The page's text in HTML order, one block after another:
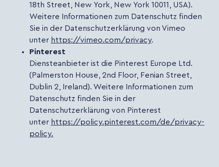
18th Street, New York, New York 10011, USA).
Weitere Informationen zum Datenschutz finden
Sie in der Datenschutzerklärung von Vimeo
unter https://vimeo.com/privacy.
Pinterest
Diensteanbieter ist die Pinterest Europe Ltd.
(Palmerston House, 2nd Floor, Fenian Street,
Dublin 2, Ireland). Weitere Informationen zum
Datenschutz finden Sie in der
Datenschutzerklärung von Pinterest
unter https://policy.pinterest.com/de/privacy-
policy.